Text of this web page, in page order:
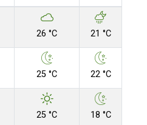
26 °C 21 °C
25 °C 22 °C
25 °C 18 °C